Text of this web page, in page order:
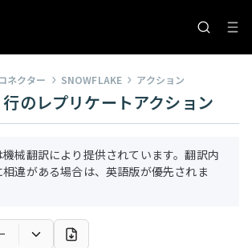
ネクター SNOWFLAKE アクション
のレプリケートアクション
機械翻訳により提供されています。翻訳内
違がある場合は、英語版が優先されま